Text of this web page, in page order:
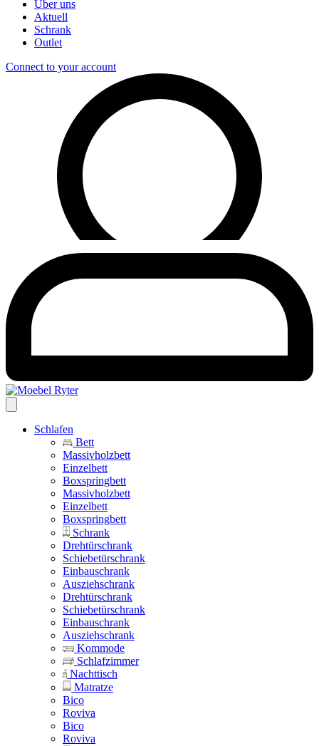
Über uns
Aktuell
Schrank
Outlet
Connect to your account
Schlafen
Bett
Massivholzbett
Einzelbett
Boxspringbett
Massivholzbett
Einzelbett
Boxspringbett
Schrank
Drehtürschrank
Schiebetürschrank
Einbauschrank
Ausziehschrank
Drehtürschrank
Schiebetürschrank
Einbauschrank
Ausziehschrank
Kommode
Schlafzimmer
Nachttisch
Matratze
Bico
Roviva
Bico
Roviva